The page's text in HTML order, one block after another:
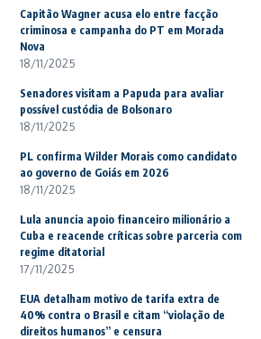
Capitão Wagner acusa elo entre facção
criminosa e campanha do PT em Morada
Nova
18/11/2025
Senadores visitam a Papuda para avaliar
possível custódia de Bolsonaro
18/11/2025
PL confirma Wilder Morais como candidato
ao governo de Goiás em 2026
18/11/2025
Lula anuncia apoio financeiro milionário a
Cuba e reacende críticas sobre parceria com
regime ditatorial
17/11/2025
EUA detalham motivo de tarifa extra de
40% contra o Brasil e citam “violação de
direitos humanos” e censura